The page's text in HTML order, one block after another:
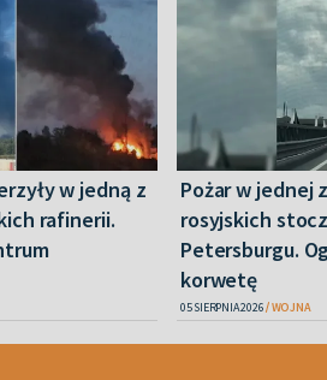
w jedną z
rafinerii.
Pożar w jednej
rosyjskich
Petersburgu.
korwetę
05 SIERPNIA 2026 WOJNA